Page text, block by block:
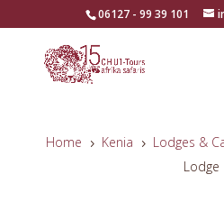
06127 - 99 39 101
Home 5 Kenia 5 Lodges &
Lodge